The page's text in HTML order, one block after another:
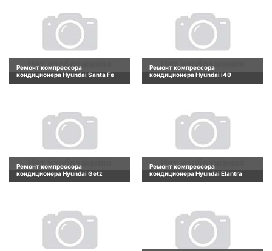
Ремонт компрессора
кондиционера Hyundai Santa Fe
Ремонт компрессора
кондиционера Hyundai i40
Ремонт компрессора
кондиционера Hyundai Getz
Ремонт компрессора
кондиционера Hyundai Elantra